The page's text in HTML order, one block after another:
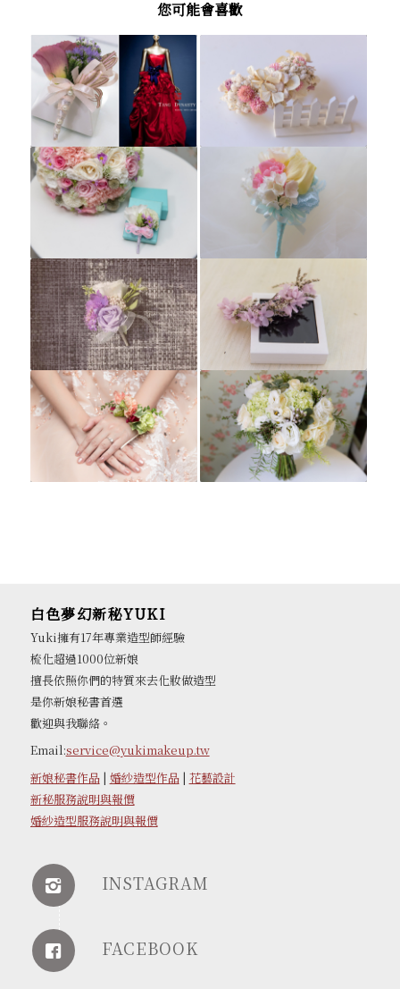
您可能會喜歡
白色夢幻新秘YUKI
Yuki擁有17年專業造型師經驗
梳化超過1000位新娘
擅長依照你們的特質來去化妝做造型
是你新娘秘書首選
歡迎與我聯絡。
Email:service@yukimakeup.tw
新娘秘書作品| 婚紗造型作品| 花藝設計
新秘服務說明與報價
婚紗造型服務說明與報價
INSTAGRAM
FACEBOOK